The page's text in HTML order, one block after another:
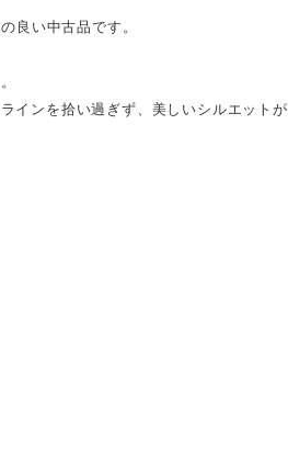
の良い中古品です。
インを拾い過ぎず、美しいシルエットが